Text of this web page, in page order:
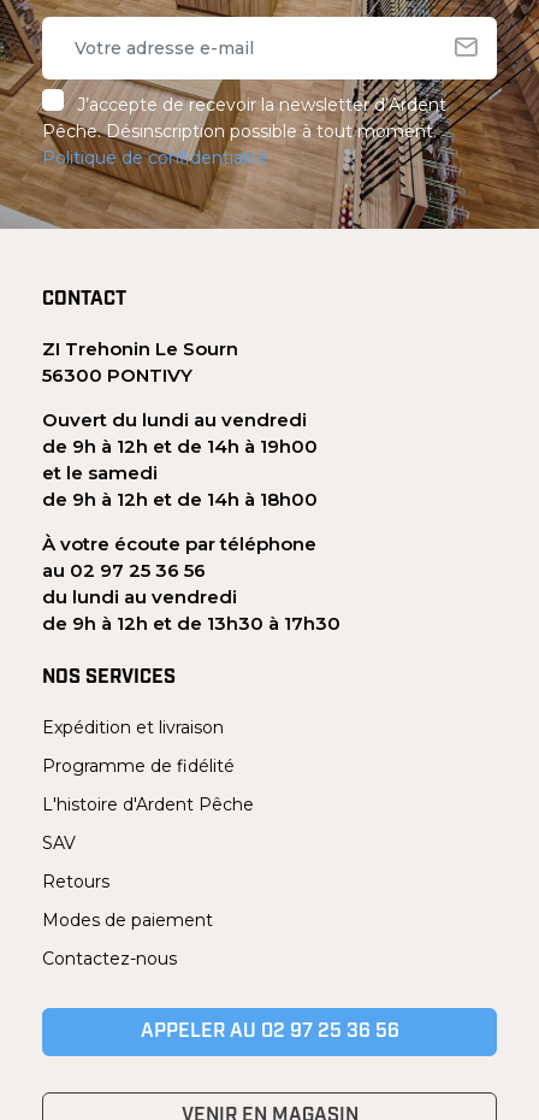
J’accepte de recevoir la newsletter d’Ardent
Pêche. Désinscription possible à tout moment.
Politique de confidentialité
CONTACT
ZI Trehonin Le Sourn
56300 PONTIVY
Ouvert du lundi au vendredi
de 9h à 12h et de 14h à 19h00
et le samedi
de 9h à 12h et de 14h à 18h00
À votre écoute par téléphone
au 02 97 25 36 56
du lundi au vendredi
de 9h à 12h et de 13h30 à 17h30
NOS SERVICES
Expédition et livraison
Programme de fidélité
L'histoire d'Ardent Pêche
SAV
Retours
Modes de paiement
Contactez-nous
APPELER AU 02 97 25 36 56